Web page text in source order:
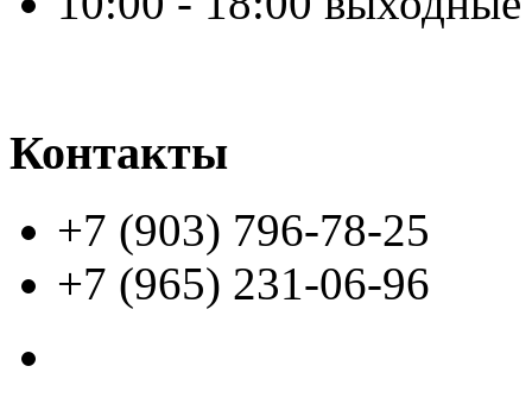
Контакты
+7 (903) 796-78-25
+7 (965) 231-06-96